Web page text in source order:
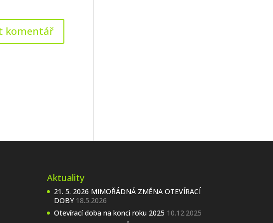
Aktuality
21. 5. 2026 MIMOŘÁDNÁ ZMĚNA OTEVÍRACÍ
DOBY 18.5.2026
Otevírací doba na konci roku 2025 10.12.2025